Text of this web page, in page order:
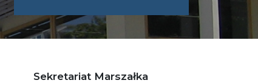
Sekretariat Marszałka